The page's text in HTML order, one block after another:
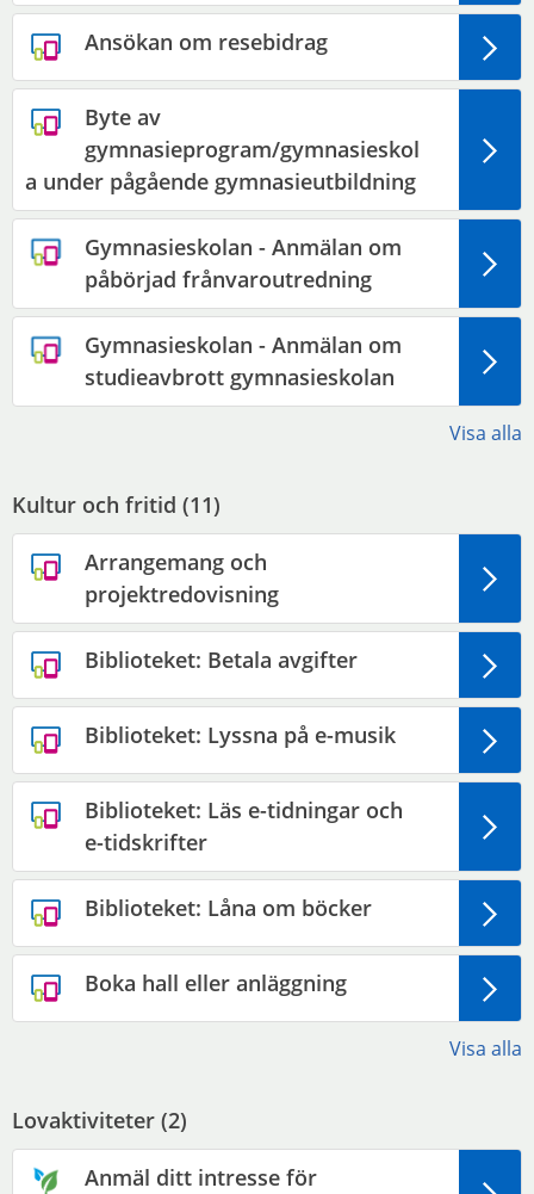
Ansökan om resebidrag
Byte av
gymnasieprogram/gymnasieskol
a under pågående gymnasieutbildning
Gymnasieskolan - Anmälan om
påbörjad frånvaroutredning
Gymnasieskolan - Anmälan om
studieavbrott gymnasieskolan
Visa alla
Kultur och fritid (11)
Arrangemang och
projektredovisning
Biblioteket: Betala avgifter
Biblioteket: Lyssna på e-musik
Biblioteket: Läs e-tidningar och
e-tidskrifter
Biblioteket: Låna om böcker
Boka hall eller anläggning
Visa alla
Lovaktiviteter (2)
Anmäl ditt intresse för